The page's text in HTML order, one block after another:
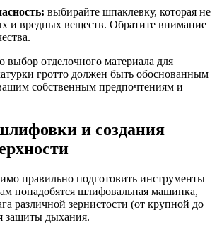
выбирайте шпаклевку, которая не
и вредных веществ. Обратите внимание
отделочного материала для
гротто должен быть обоснованным
собственным предпочтениям и
и создания
правильно подготовить инструменты
понадобятся шлифовальная машинка,
различной зернистости (от крупной до
защиты дыхания.